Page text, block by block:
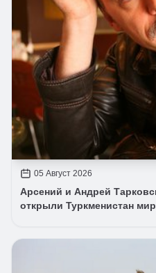
05 Август 2026
Арсений и Андрей
открыли Туркменистан